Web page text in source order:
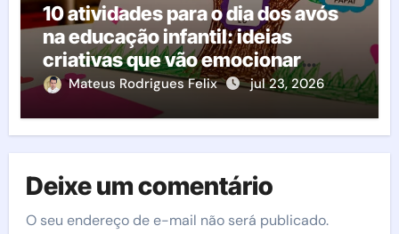
10 atividades para o dia dos avós
na educação infantil: ideias
criativas que vão emocionar
famílias e crianças
Mateus Rodrigues Felix jul 23, 2026
Deixe um comentário
O seu endereço de e-mail não será publicado.